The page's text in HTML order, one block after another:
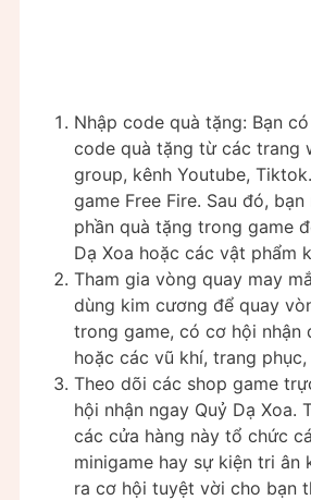
Nhập code quà tặng: Bạn
code quà tặng từ các trang
group, kênh Youtube,
game Free Fire. Sau đó,
phần quà tặng trong game
Dạ Xoa hoặc các vật phẩm
Tham gia vòng quay may
dùng kim cương để quay
trong game, có cơ hội nhận
hoặc các vũ khí, trang phục,
Theo dõi các shop game
hội nhận ngay Quỷ Dạ Xoa.
các cửa hàng này tổ chức
minigame hay sự kiện tri ân
ra cơ hội tuyệt vời cho bạn